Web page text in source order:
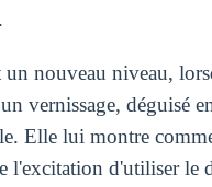
nouveau niveau,
vernissage, déguisé
Elle lui montre
l'excitation d'utiliser le